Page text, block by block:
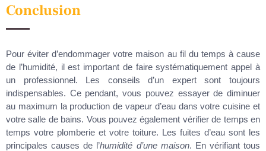
Conclusion
Pour éviter d’endommager votre maison au fil du temps à cause
de l’humidité, il est important de faire systématiquement appel à
un professionnel. Les conseils d’un expert sont toujours
indispensables. Ce pendant, vous pouvez essayer de diminuer
au maximum la production de vapeur d’eau dans votre cuisine et
votre salle de bains. Vous pouvez également vérifier de temps en
temps votre plomberie et votre toiture. Les fuites d’eau sont les
principales causes de l’humidité d’une maison. En vérifiant tous